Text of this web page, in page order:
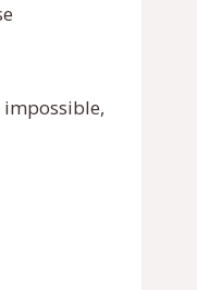
impossible,